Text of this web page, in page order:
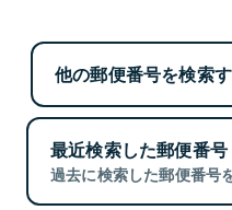
他の郵便番号を検索
最近検索した郵便番号
過去に検索した郵便番号